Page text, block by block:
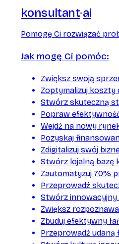
konsultant ai
Pomogę Ci rozwiązać
Jak mogę Ci pomóc:
Zwiększ swoją
Zoptymalizuj koszty
Stwórz skuteczną
Popraw
Wejdź na nowy
Pozyskaj
Zdigitalizuj swój
Stwórz lojalną bazę
Zautomatyzuj 70%
Przeprowadź
Stwórz
Zwiększ
Zbuduj efektywny
Przeprowadź udaną